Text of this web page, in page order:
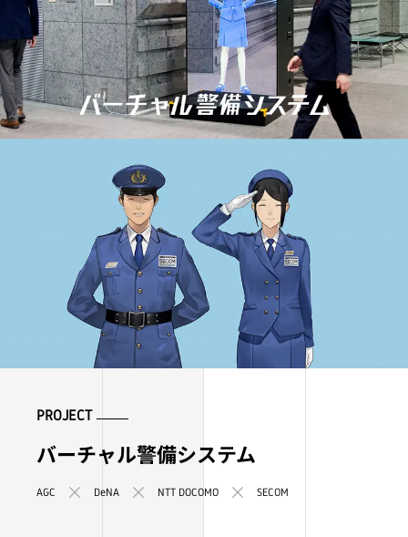
PROJECT
バーチャル警備システム
AGC DeNA NTT DOCOMO SECOM